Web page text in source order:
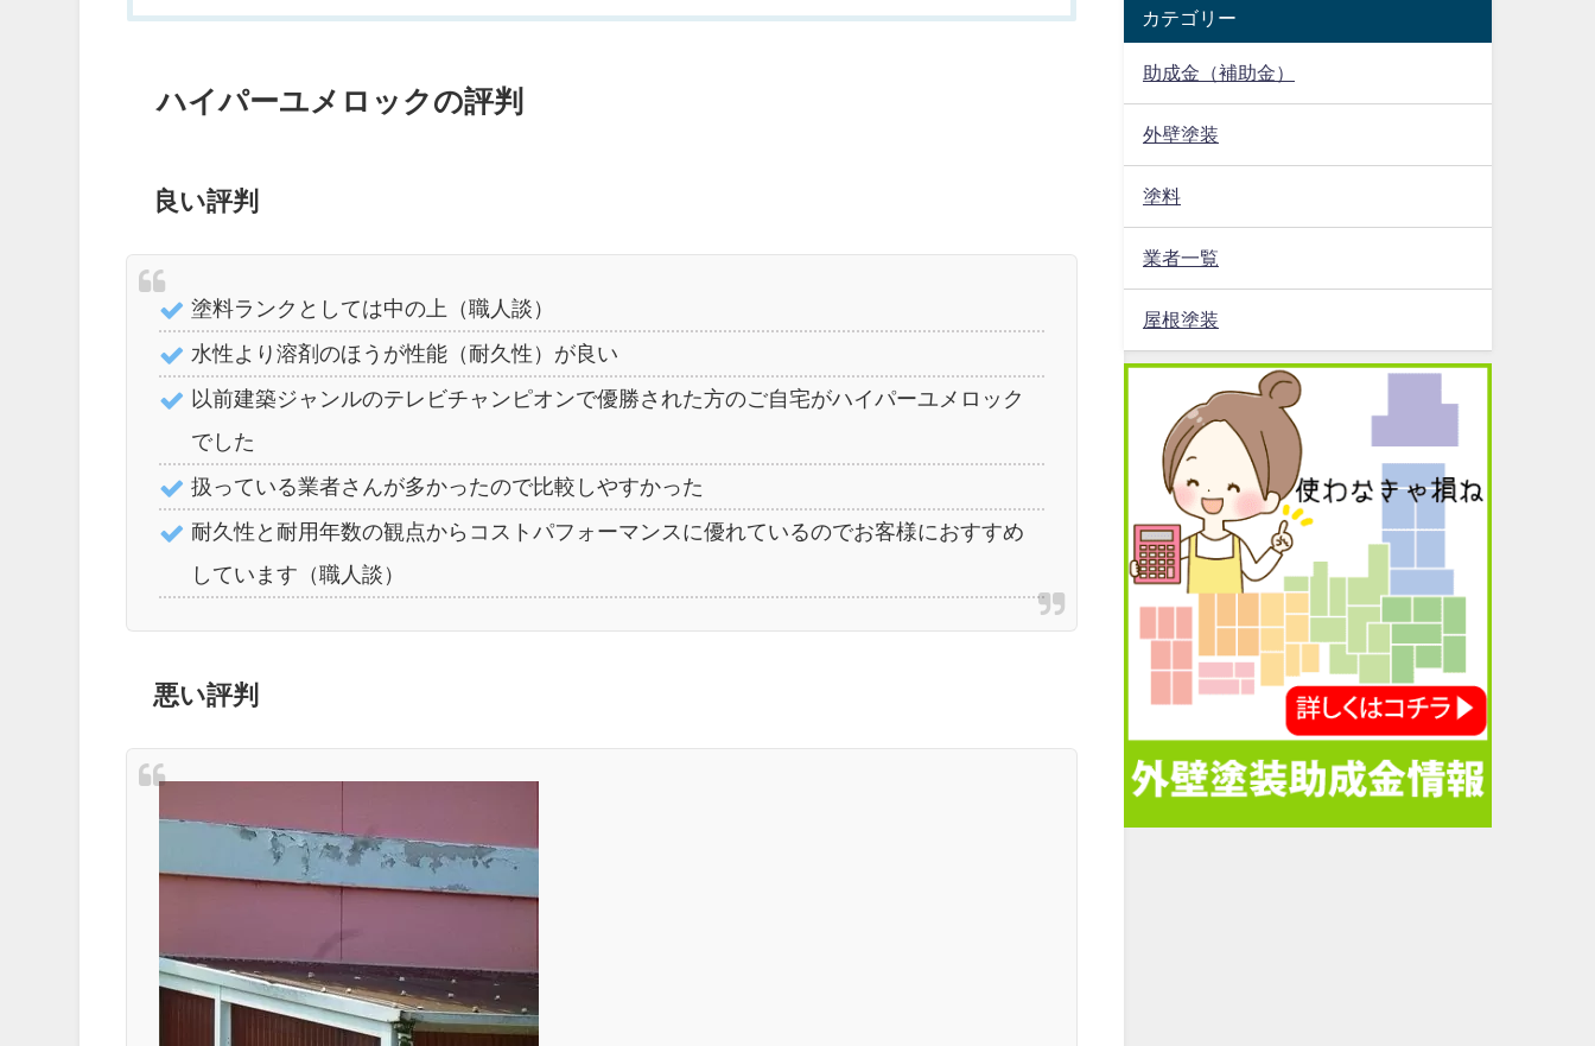
ハイパーユメロックの評判
良い評判
塗料ランクとしては中の上（職人談）
水性より溶剤のほうが性能（耐久性）が良い
以前建築ジャンルのテレビチャンピオンで優勝された方のご自宅がハイパーユメロック
でした
扱っている業者さんが多かったので比較しやすかった
耐久性と耐用年数の観点からコストパフォーマンスに優れているのでお客様におすすめ
しています（職人談）
悪い評判
カテゴリー
助成金（補助金）
外壁塗装
塗料
業者一覧
屋根塗装